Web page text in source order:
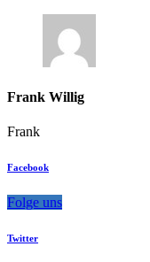
Frank Willig
Frank
Facebook
Folge uns
Twitter